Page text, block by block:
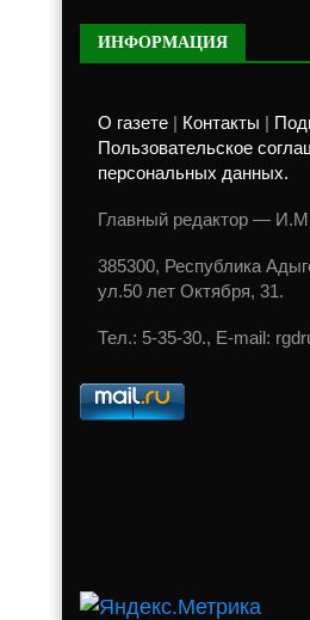
ИНФОРМАЦИЯ
О газете Контакты
Пользовательское
персональных данных.
Главный редактор —
385300, Республика
ул.50 лет Октября, 31.
Тел.: 5-35-30., E-mail: